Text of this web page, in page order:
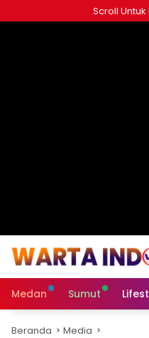
ke
Scroll
Medan Sumut
Beranda Media